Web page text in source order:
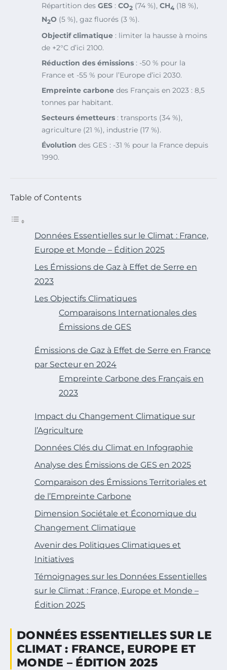
Répartition des GES : CO2 (74 %), CH4 (18 %),
N2O (5 %), gaz fluorés (3 %).
Objectif climatique : limiter la hausse à moins
de +2°C d’ici 2100.
Réduction des émissions : -50 % pour la
France et -55 % pour l’Europe d’ici 2030.
Empreinte carbone des Français en 2023 : 8,5
tonnes par habitant.
Secteurs émetteurs : transports (34 %),
agriculture (21 %), industrie (17 %).
Évolution des GES : -31 % pour la France depuis
1990.
Table of Contents
Données Essentielles sur le Climat : France,
Europe et Monde – Édition 2025
Les Émissions de Gaz à Effet de Serre en
2023
Les Objectifs Climatiques
Comparaisons Internationales des
Émissions de GES
Émissions de Gaz à Effet de Serre en France
par Secteur en 2024
Empreinte Carbone des Français en
2023
Impact du Changement Climatique sur
l’Agriculture
Données Clés du Climat en Infographie
Analyse des Émissions de GES en 2025
Comparaison des Émissions Territoriales et
de l’Empreinte Carbone
Dimension Sociétale et Économique du
Changement Climatique
Avenir des Politiques Climatiques et
Initiatives
Témoignages sur les Données Essentielles
sur le Climat : France, Europe et Monde –
Édition 2025
DONNÉES ESSENTIELLES SUR LE
CLIMAT : FRANCE, EUROPE ET
MONDE – ÉDITION 2025